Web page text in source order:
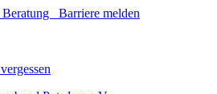
Barriere melden